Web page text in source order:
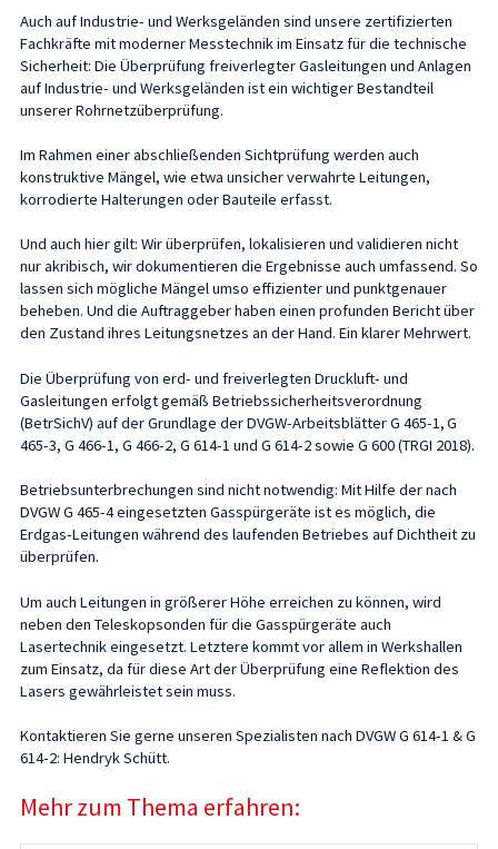
Auch auf Industrie- und Werksgeländen sind unsere zertifizierten
Fachkräfte mit moderner Messtechnik im Einsatz für die technische
Sicherheit: Die Überprüfung freiverlegter Gasleitungen und Anlagen
auf Industrie- und Werksgeländen ist ein wichtiger Bestandteil
unserer Rohrnetzüberprüfung.
Im Rahmen einer abschließenden Sichtprüfung werden auch
konstruktive Mängel, wie etwa unsicher verwahrte Leitungen,
korrodierte Halterungen oder Bauteile erfasst.
Und auch hier gilt: Wir überprüfen, lokalisieren und validieren nicht
nur akribisch, wir dokumentieren die Ergebnisse auch umfassend. So
lassen sich mögliche Mängel umso effizienter und punktgenauer
beheben. Und die Auftraggeber haben einen profunden Bericht über
den Zustand ihres Leitungsnetzes an der Hand. Ein klarer Mehrwert.
Die Überprüfung von erd- und freiverlegten Druckluft- und
Gasleitungen erfolgt gemäß Betriebssicherheitsverordnung
(BetrSichV) auf der Grundlage der DVGW-Arbeitsblätter G 465-1, G
465-3, G 466-1, G 466-2, G 614-1 und G 614-2 sowie G 600 (TRGI 2018).
Betriebsunterbrechungen sind nicht notwendig: Mit Hilfe der nach
DVGW G 465-4 eingesetzten Gasspürgeräte ist es möglich, die
Erdgas-Leitungen während des laufenden Betriebes auf Dichtheit zu
überprüfen.
Um auch Leitungen in größerer Höhe erreichen zu können, wird
neben den Teleskopsonden für die Gasspürgeräte auch
Lasertechnik eingesetzt. Letztere kommt vor allem in Werkshallen
zum Einsatz, da für diese Art der Überprüfung eine Reflektion des
Lasers gewährleistet sein muss.
Kontaktieren Sie gerne unseren Spezialisten nach DVGW G 614-1 & G
614-2: Hendryk Schütt.
Mehr zum Thema erfahren: